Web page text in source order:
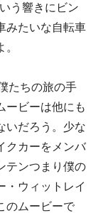
う響きにビン
みたいな自転車
たちの旅の手
ービーは他にも
いだろう。少な
クカーをメンバ
テンつまり僕の
・ウィットレイ
のムービーで